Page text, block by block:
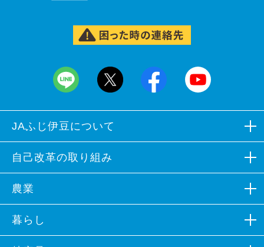
JAふじ伊豆について
組合概況
広報誌など
組合員募集
各部会組織
イメージソング
自己改革の取り組み
自己改革の取り組み
農業
生産資材
営農支援
暮らし